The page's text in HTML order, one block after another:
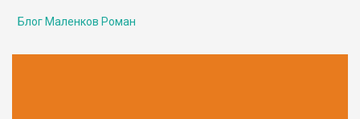
Блог Маленков Роман